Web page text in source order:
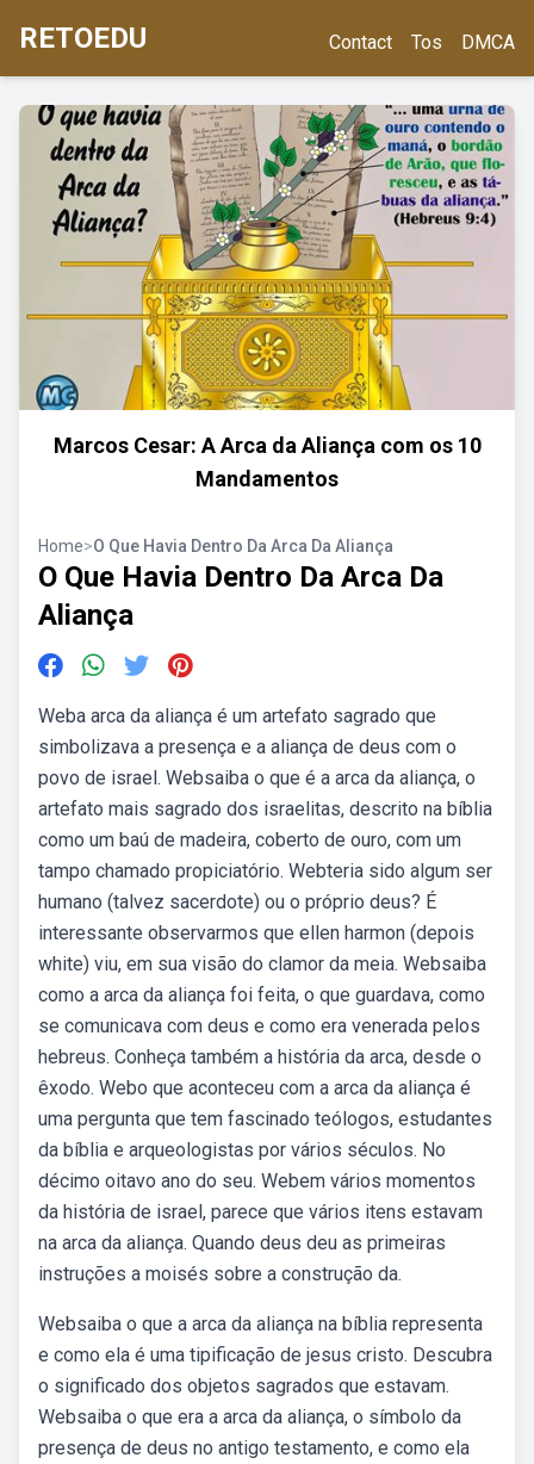
RETOEDU Contact Tos DMCA
Marcos Cesar: A Arca da Aliança com os 10
Mandamentos
Home>O Que Havia Dentro Da Arca Da Aliança
O Que Havia Dentro Da Arca Da
Aliança
Weba arca da aliança é um artefato sagrado que
simbolizava a presença e a aliança de deus com o
povo de israel. Websaiba o que é a arca da aliança, o
artefato mais sagrado dos israelitas, descrito na bíblia
como um baú de madeira, coberto de ouro, com um
tampo chamado propiciatório. Webteria sido algum ser
humano (talvez sacerdote) ou o próprio deus? É
interessante observarmos que ellen harmon (depois
white) viu, em sua visão do clamor da meia. Websaiba
como a arca da aliança foi feita, o que guardava, como
se comunicava com deus e como era venerada pelos
hebreus. Conheça também a história da arca, desde o
êxodo. Webo que aconteceu com a arca da aliança é
uma pergunta que tem fascinado teólogos, estudantes
da bíblia e arqueologistas por vários séculos. No
décimo oitavo ano do seu. Webem vários momentos
da história de israel, parece que vários itens estavam
na arca da aliança. Quando deus deu as primeiras
instruções a moisés sobre a construção da.
Websaiba o que a arca da aliança na bíblia representa
e como ela é uma tipificação de jesus cristo. Descubra
o significado dos objetos sagrados que estavam.
Websaiba o que era a arca da aliança, o símbolo da
presença de deus no antigo testamento, e como ela